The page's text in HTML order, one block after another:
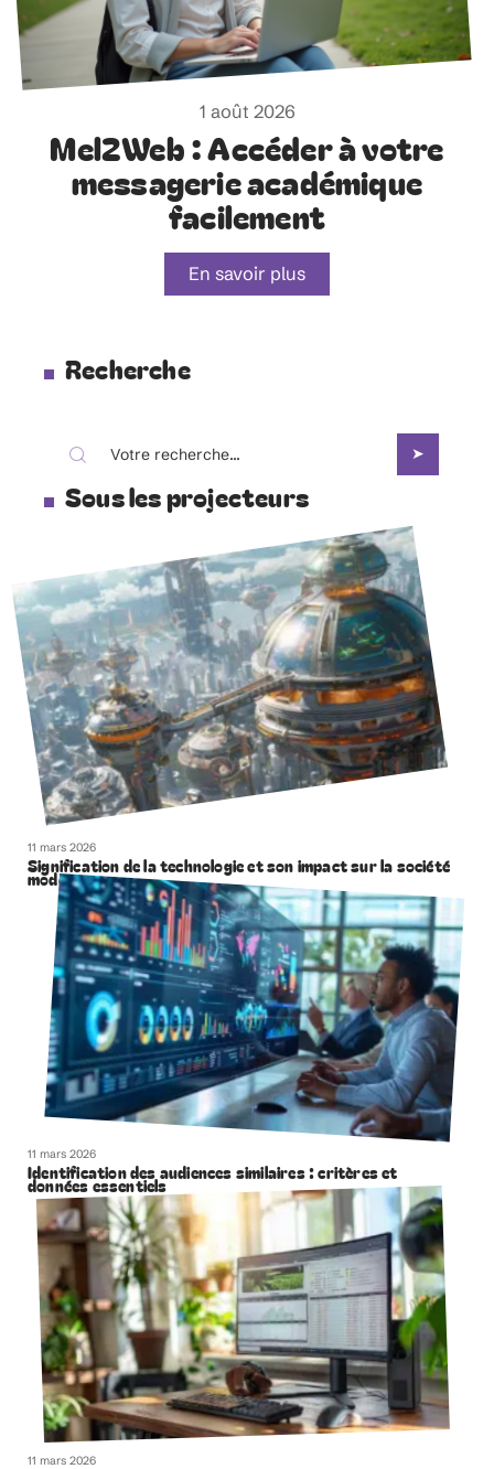
1 août 2026
Mel2Web : Accéder à votre
messagerie académique
facilement
En savoir plus
Recherche
Sous les projecteurs
11 mars 2026
Signification de la technologie et son impact sur la société
moderne
11 mars 2026
Identification des audiences similaires : critères et
données essentiels
11 mars 2026